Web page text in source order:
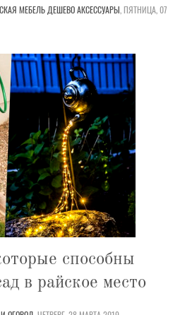
МЕБЕЛЬ ДЕШЕВОАКСЕССУАРЫ,ПЯТНИЦА, 07
способны
в райское место